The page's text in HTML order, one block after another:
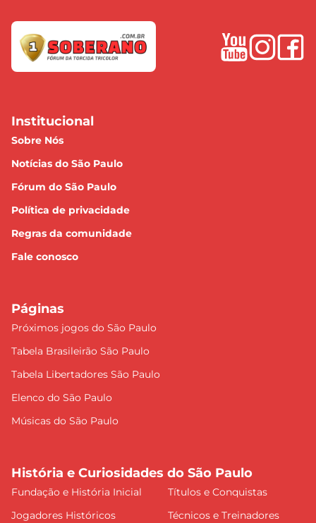
Institucional
Sobre Nós
Notícias do São Paulo
Fórum do São Paulo
Política de privacidade
Regras da comunidade
Fale conosco
Páginas
Próximos jogos do São Paulo
Tabela Brasileirão São Paulo
Tabela Libertadores São Paulo
Elenco do São Paulo
Músicas do São Paulo
História e Curiosidades do São Paulo
Fundação e História Inicial
Títulos e Conquistas
Jogadores Históricos
Técnicos e Treinadores